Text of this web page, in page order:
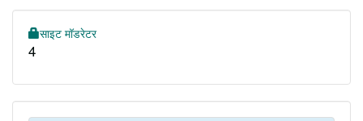
साइट मॉडरेटर
4